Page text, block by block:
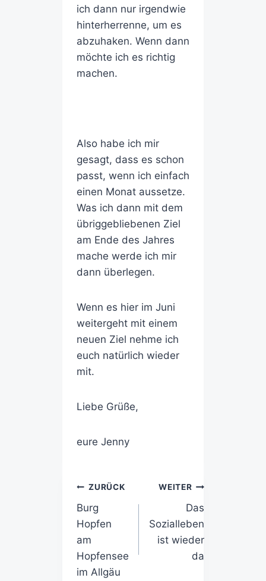
ich dann nur irgendwie
hinterherrenne, um es
abzuhaken. Wenn dann
möchte ich es richtig
machen.
Also habe ich mir
gesagt, dass es schon
passt, wenn ich einfach
einen Monat aussetze.
Was ich dann mit dem
übriggebliebenen Ziel
am Ende des Jahres
mache werde ich mir
dann überlegen.
Wenn es hier im Juni
weitergeht mit einem
neuen Ziel nehme ich
euch natürlich wieder
mit.
Liebe Grüße,
eure Jenny
ZURÜCK
Burg
Hopfen
am
Hopfensee
im Allgäu
WEITER
Das
Sozialleben
ist wieder
da